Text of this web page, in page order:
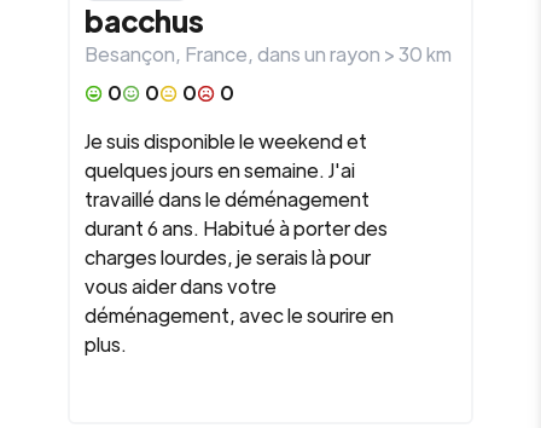
bacchus
Besançon, France, dans un rayon >30km
0
0 0
0
Je suis disponible le weekend et
quelques jours en semaine. J'ai
travaillé dans le déménagement
durant 6 ans. Habitué à porter des
charges lourdes, je serais là pour
vous aider dans votre
déménagement, avec le sourire en
plus.